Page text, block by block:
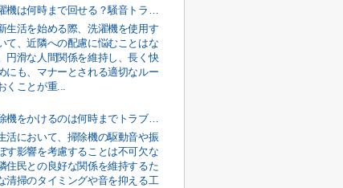
賃貸物件で洗濯機は何時まで回せる？騒音トラブルの防止策についても解説
生活を始める際、洗濯機を使用す
て、近隣への配慮に悩むことはな
円滑な人間関係を維持し、長く快
にも、マナーとされる適切なルー
くことが重...
アパートで掃除機をかけるのは何時までトラブルの対処法についても解説
活において、掃除機の駆動音や振
す影響を考慮することは不可欠な
住民との良好な関係を維持するた
清掃のタイミングや音を抑える工